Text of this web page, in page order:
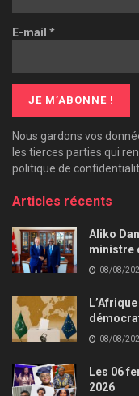
E-mail *
Nous gardons vos
les tierces parties qui
politique de
Articles récents
Aliko
ministre
08/08/
08/08/
Les 06
2026